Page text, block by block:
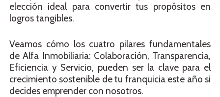
elección ideal para convertir tus propósitos en
logros tangibles.
Veamos cómo los cuatro pilares fundamentales
de Alfa Inmobiliaria: Colaboración, Transparencia,
Eficiencia y Servicio, pueden ser la clave para el
crecimiento sostenible de tu franquicia este año si
decides emprender con nosotros.